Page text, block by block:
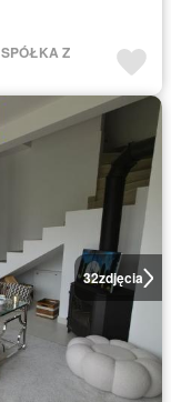
Z
32zdjęcia